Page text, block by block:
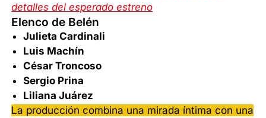
detalles del esperado estreno
Elenco de Belén
Julieta Cardinali
Luis Machín
César Troncoso
Sergio Prina
Liliana Juárez
La producción combina una mirada íntima con una